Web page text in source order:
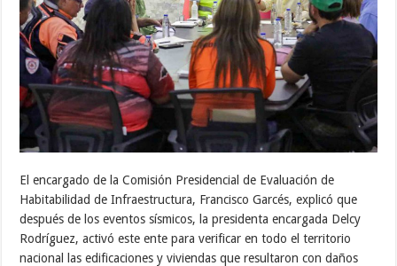
El encargado de la Comisión Presidencial de Evaluación de
Habitabilidad de Infraestructura, Francisco Garcés, explicó que
después de los eventos sísmicos, la presidenta encargada Delcy
Rodríguez, activó este ente para verificar en todo el territorio
nacional las edificaciones y viviendas que resultaron con daños